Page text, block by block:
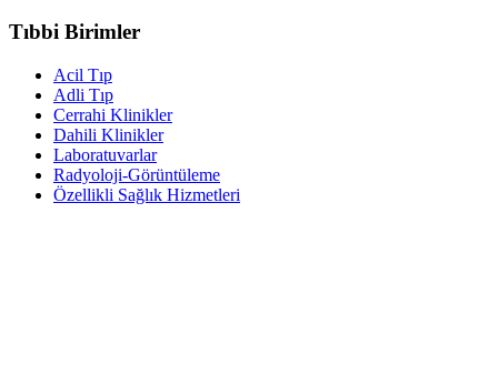
Tıbbi Birimler
Acil Tıp
Adli Tıp
Cerrahi Klinikler
Dahili Klinikler
Laboratuvarlar
Radyoloji-Görüntüleme
Özellikli Sağlık Hizmetleri